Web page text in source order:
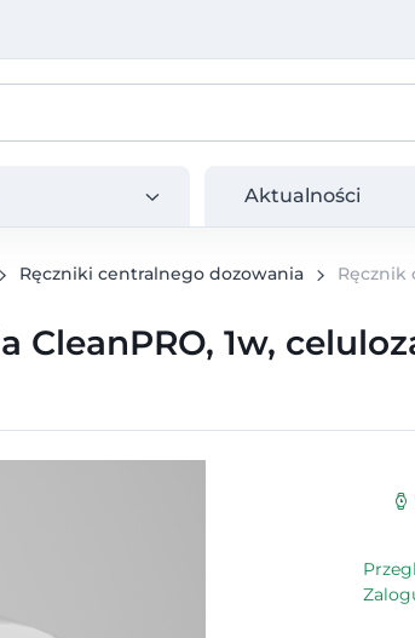
Aktualności
Ręczniki centralnego dozowania Ręcznik
1w,